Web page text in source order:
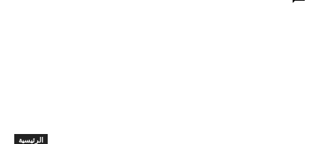
الرئيسية